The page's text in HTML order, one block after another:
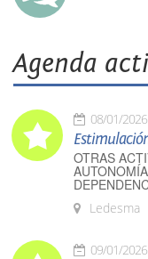
Agenda
08/01/2026
OTRAS
Ledesma
09/01/2026